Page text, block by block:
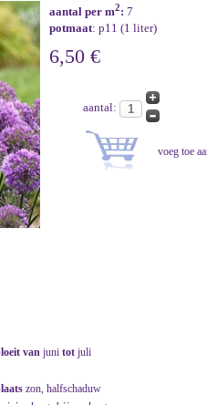
aantal per m2: 7
potmaat: p11 (1 liter)
6,50 €
aantal:
van juni tot juli
zon, halfschaduw